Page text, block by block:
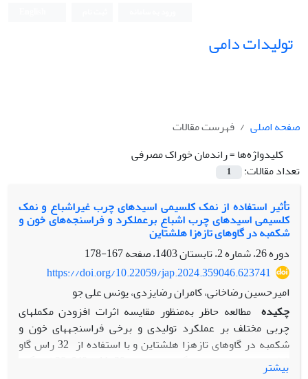
تولیدات دامی
صفحه اصلی
فهرست مقالات
کلیدواژه‌ها =راندمان خوراک مصرفی
تعداد مقالات:
1
تأثیر استفاده از نمک‌ کلسیمی اسیدهای چرب غیراشباع و نمک‌
کلسیمی اسیدهای چرب اشباع برعملکرد و فراسنجه‌های خون و
شکمبه در گاوهای تازه‌زا هلشتاین
دوره 26، شماره 2، تابستان 1403، صفحه
167-178
https://doi.org/10.22059/jap.2024.359046.623741
امیرحسین رضاخانی، کامران رضایزدی، یونس علی جو
چکیده مطالعه حاظر به‌منظور مقایسه اثرات افزودن مکمل­های
چربی مختلف بر عملکرد تولیدی و برخی فراسنجه­های خون و
شکمبه در گاوهای تازه­زا هلشتاین و با استفاده از 32 راس گاو
بیشتر